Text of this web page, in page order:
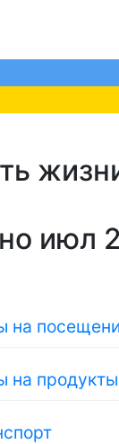
июл
на
на продукты